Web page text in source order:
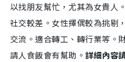
以找朋友幫忙，尤其為女貴人
社交較差。女性擇偶較為挑剔
交流。適合轉工、轉行業等。
請人食飯會有幫助。 詳細內容